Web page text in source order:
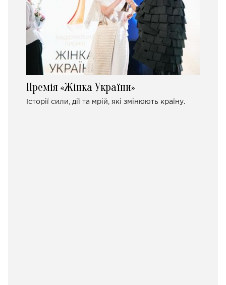
Премія «Жінка України»
Історії сили, дії та мрій, які змінюють країну.